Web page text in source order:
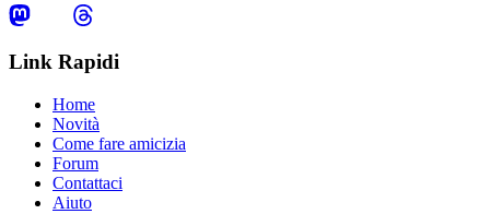
Link Rapidi
Home
Novità
Come fare amicizia
Forum
Contattaci
Aiuto